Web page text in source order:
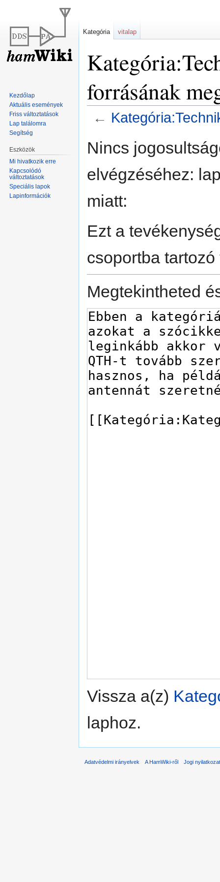
forrásának
←
Nincs
elvégzéséhez:
miatt:
Ezt a
csoportba
Megtekintheted
Vissza a(z)
laphoz.
Kategória vitalap
Kezdőlap
Aktuális események
Friss változtatások
Lap találomra
Segítség
Eszközök
Mi hivatkozik erre
Kapcsolódó
változtatások
Speciális lapok
Lapinformációk
Adatvédelmi irányelvek A HamWiki-ről Jogi